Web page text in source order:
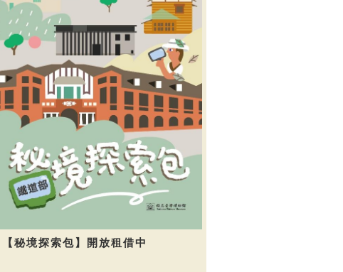
【秘境探索包】開放租借中